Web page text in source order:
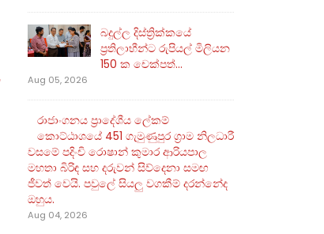
බදුල්ල දිස්ත්‍රික්කයේ
ප්‍රතිලාභීන්ට රුපියල් මිලියන
150 ක චෙක්පත්...
Aug 05, 2026
රාජාංගනය ප්‍රාදේශීය ලේකම්
කොට්ඨාශයේ 451 ගැමුණුපුර ග්‍රාම නිලධාරී
වසමේ පදිංචි රොෂාන් කුමාර ආරියපාල
මහතා බිරිඳ සහ දරුවන් සිව්දෙනා සමඟ
ජීවත් වෙයි. පවුලේ සියලු වගකීම් දරන්නේද
ඔහුය.
Aug 04, 2026